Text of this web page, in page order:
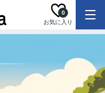
お気に入り
0